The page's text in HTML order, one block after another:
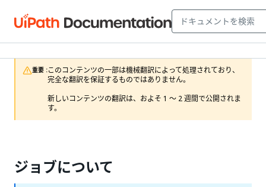
重要 :このコンテンツの一部は機械翻訳によって処理されており、
完全な翻訳を保証するものではありません。
新しいコンテンツの翻訳は、およそ 1 ～ 2 週間で公開されま
す。
ジョブについて